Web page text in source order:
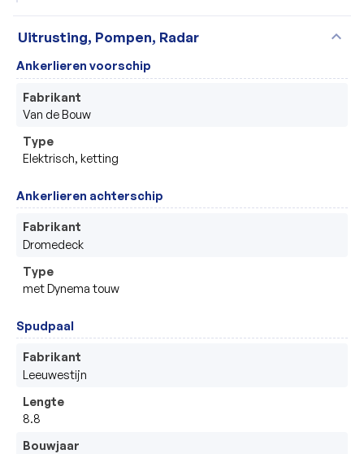
Uitrusting, Pompen, Radar expand_more
Ankerlieren voorschip
Fabrikant
Van de Bouw
Type
Elektrisch, ketting
Ankerlieren achterschip
Fabrikant
Dromedeck
Type
met Dynema touw
Spudpaal
Fabrikant
Leeuwestijn
Lengte
8.8
Bouwjaar